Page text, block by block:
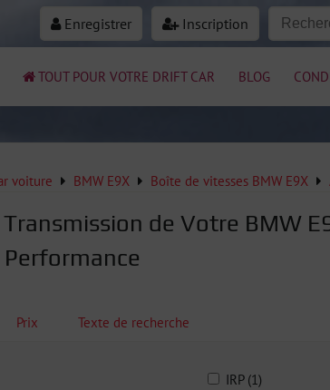
Enregistrer Inscription
TOUT POUR VOTRE DRIFT CAR BLOG
voiture BMW E9X Boîte de vitesses BMW E9X
de Votre BMW
Prix Texte de recherche
IRP (1)